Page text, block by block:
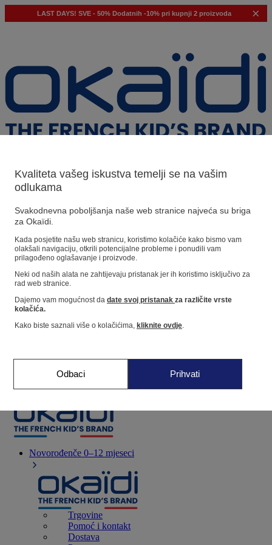
LAST DAYS! SVE - 50% Dodatnih -10% pri kupnji 2 proizvoda
Naši prijedlozi
Predloženi proizvodi
Pogledajte sve proizvode
Dućan
Novorođenče 0–12 mjeseci
Trgovine
Pomoć i kontakt
Dostava
Kvaliteta vašeg iskustva temelji se na vašim
odlukama
Svakodnevna poboljšanja naše web stranice najveća su briga
za Okaïdi.
Kada posjetite našu web stranicu, koristimo kolačiće kako bismo vam
olakšali navigaciju, otkrili potencijalne probleme i ponudili vam
prilagođeno oglašavanje i proizvode.
Neki od naših alata ne zahtijevaju pristanak jer ih koristimo isključivo za
rad web stranice.
Dajemo vam mogućnost da date svoj pristanak za različite vrste
kolačića.
Kako biste saznali više o kolačićima, kliknite ovdje.
Odbaci Prihvati